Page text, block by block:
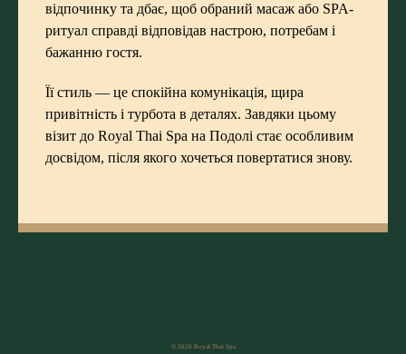
відпочинку та дбає, щоб обраний масаж або SPA-
ритуал справді відповідав настрою, потребам і
бажанню гостя.
Її стиль — це спокійна комунікація, щира
привітність і турбота в деталях. Завдяки цьому
візит до Royal Thai Spa на Подолі стає особливим
досвідом, після якого хочеться повертатися знову.
© 2026 Royal Thai Spa